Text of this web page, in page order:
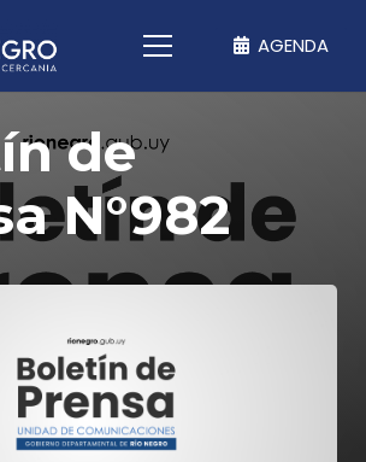
AGENDA
de
N°982